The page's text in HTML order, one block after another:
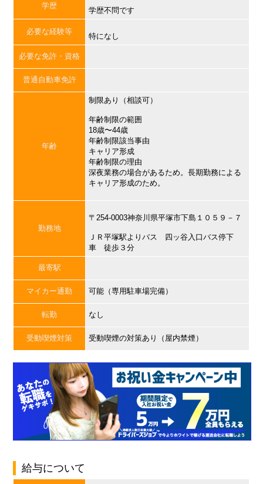
学歴
学歴不問です
必要な経験等
特になし
必要な免許・資格
普通自動車免許
年齢
制限あり（相談可）
年齢制限の範囲
18歳〜44歳
年齢制限該当事由
キャリア形成
年齢制限の理由
深夜業務の場合があるため。長期勤務による
キャリア形成のため。
勤務地
〒254-0003神奈川県平塚市下島１０５９－７
ＪＲ平塚駅よりバス 四ッ谷入口バス停下
車 徒歩３分
最寄駅
マイカー通勤 可能（専用駐車場完備）
転勤 なし
受動喫煙対策 受動喫煙の対策あり（屋内禁煙）
給与について